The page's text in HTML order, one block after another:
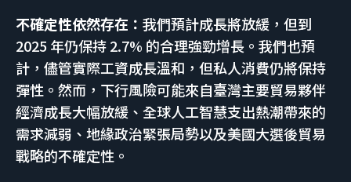
不確定性依然存在： 我們預計成長將放緩，但到
2025 年仍保持 2.7% 的合理強勁增長。我們也預
計，儘管實際工資成長溫和，但私人消費仍將保持
彈性。然而，下行風險可能來自臺灣主要貿易夥伴
經濟成長大幅放緩、全球人工智慧支出熱潮帶來的
需求減弱、地緣政治緊張局勢以及美國大選後貿易
戰略的不確定性。